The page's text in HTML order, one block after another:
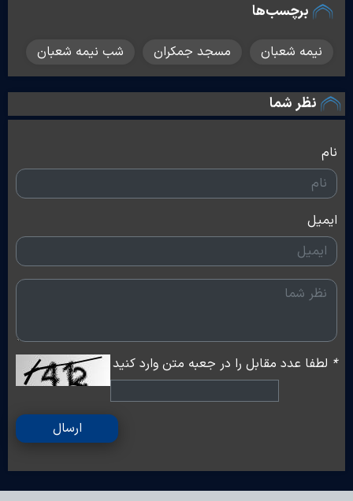
برچسب‌ها
نیمه شعبان مسجد جمکران شب نیمه شعبان
نظر شما
نام
ایمیل
* لطفا عدد مقابل را در جعبه متن وارد کنید
ارسال